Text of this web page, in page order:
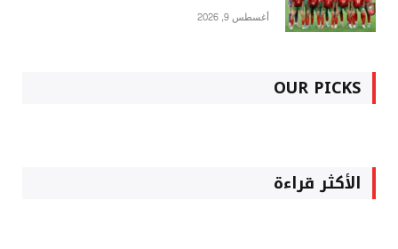
أغسطس 9, 2026
OUR PICKS
الأكثر قراءة